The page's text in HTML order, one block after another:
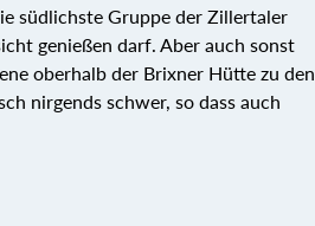
südlichste Gruppe der Zillertaler
genießen darf. Aber auch sonst
oberhalb der Brixner Hütte zu den
nirgends schwer, so dass auch